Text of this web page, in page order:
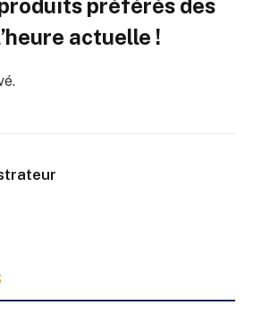
préférés des
actuelle !